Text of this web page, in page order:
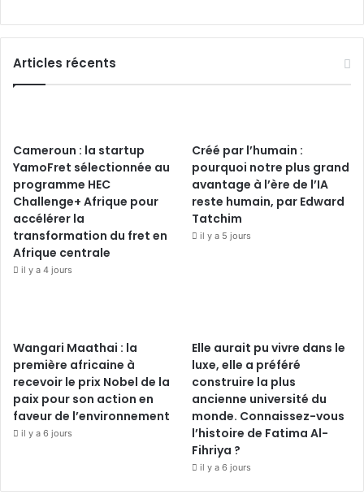
Articles récents
Cameroun : la startup
YamoFret sélectionnée au
programme HEC
Challenge+ Afrique pour
accélérer la
transformation du fret en
Afrique centrale
il y a 4 jours
Créé par l’humain :
pourquoi notre plus grand
avantage à l’ère de l’IA
reste humain, par Edward
Tatchim
il y a 5 jours
Wangari Maathai : la
première africaine à
recevoir le prix Nobel de la
paix pour son action en
faveur de l’environnement
il y a 6 jours
Elle aurait pu vivre dans le
luxe, elle a préféré
construire la plus
ancienne université du
monde. Connaissez-vous
l’histoire de Fatima Al-
Fihriya ?
il y a 6 jours